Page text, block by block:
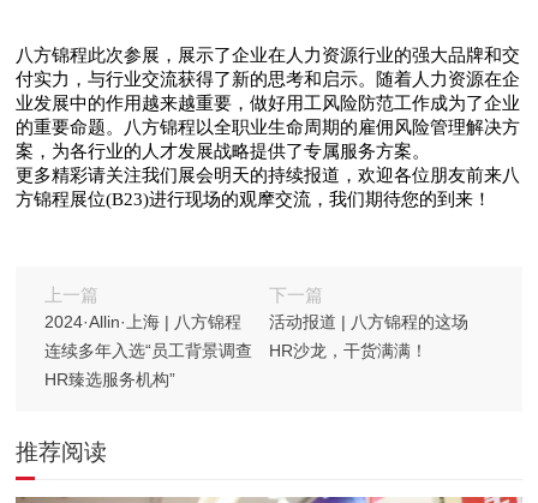
八方锦程此次参展，展示了企业在人力资源行业的强大品牌和交
付实力，与行业交流获得了新的思考和启示。随着人力资源在企
业发展中的作用越来越重要，做好用工风险防范工作成为了企业
的重要命题。八方锦程以全职业生命周期的雇佣风险管理解决方
案，为各行业的人才发展战略提供了专属服务方案。
更多精彩请关注我们展会明天的持续报道，欢迎各位朋友前来八
方锦程展位(B23)进行现场的观摩交流，我们期待您的到来！
上一篇
2024·Allin·上海 | 八方锦程
连续多年入选“员工背景调查
HR臻选服务机构”
下一篇
活动报道 | 八方锦程的这场
HR沙龙，干货满满！
推荐阅读